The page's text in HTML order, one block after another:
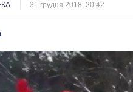
31 грудня 2018, 20:42